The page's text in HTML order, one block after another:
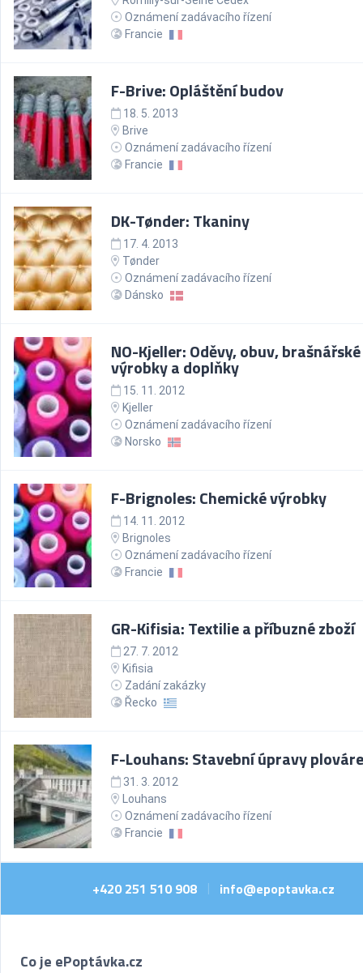
Oznámení zadávacího řízení
Francie
F-Brive: Opláštění budov
18. 5. 2013
Brive
Oznámení zadávacího řízení
Francie
DK-Tønder: Tkaniny
17. 4. 2013
Tønder
Oznámení zadávacího řízení
Dánsko
NO-Kjeller: Oděvy, obuv, brašnářské
výrobky a doplňky
15. 11. 2012
Kjeller
Oznámení zadávacího řízení
Norsko
F-Brignoles: Chemické výrobky
14. 11. 2012
Brignoles
Oznámení zadávacího řízení
Francie
GR-Kifisia: Textilie a příbuzné zboží
27. 7. 2012
Kifisia
Zadání zakázky
Řecko
F-Louhans: Stavební úpravy
31. 3. 2012
Louhans
Oznámení zadávacího řízení
Francie
+420 251 510 908 | info@epoptavka.cz
Co je ePoptávka.cz